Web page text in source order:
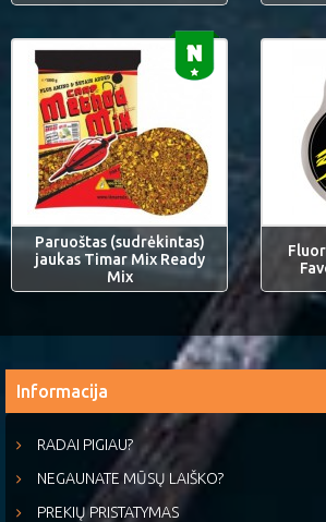
Paruoštas (sudrėkintas)
jaukas Timar Mix Ready
Mix
Informacija
RADAI PIGIAU?
NEGAUNATE MŪSŲ LAIŠKO?
PREKIŲ PRISTATYMAS